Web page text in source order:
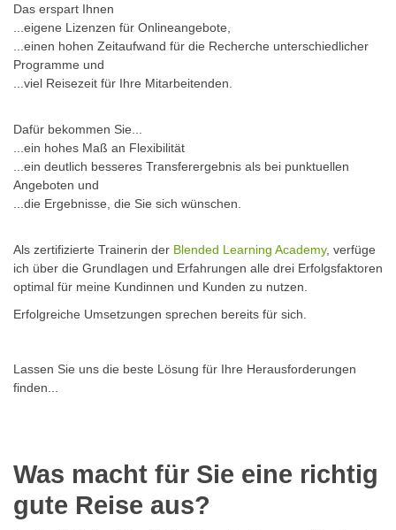
Das erspart Ihnen
...eigene Lizenzen für Onlineangebote,
...einen hohen Zeitaufwand für die Recherche unterschiedlicher
Programme und
...viel Reisezeit für Ihre Mitarbeitenden.
Dafür bekommen Sie...
...ein hohes Maß an Flexibilität
...ein deutlich besseres Transferergebnis als bei punktuellen
Angeboten und
...die Ergebnisse, die Sie sich wünschen.
Als zertifizierte Trainerin der Blended Learning Academy, verfüge
ich über die Grundlagen und Erfahrungen alle drei Erfolgsfaktoren
optimal für meine Kundinnen und Kunden zu nutzen.
Erfolgreiche Umsetzungen sprechen bereits für sich.
Lassen Sie uns die beste Lösung für Ihre Herausforderungen
finden...
Was macht für Sie eine richtig
gute Reise aus?